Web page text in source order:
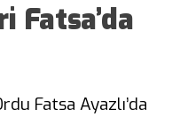
Fatsa’da
Fatsa Ayazlı’da